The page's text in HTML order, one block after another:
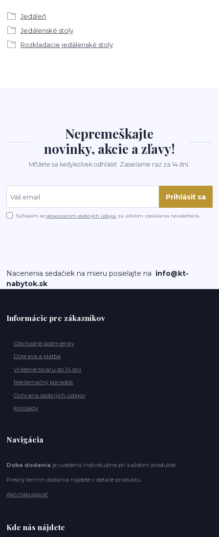
Jedáleň
Jedálenské stoly
Rozkladacie jedálenské stoly
Nepremeškajte
novinky, akcie a zľavy!
Môžete sa kedykoľvek odhlásiť. Zasielame raz za 14 dní.
Prihlásiť sa
Súhlasím sospracovaním osobných údajov za účelom zasielania newslettera.
Nacenenia sedačiek na mieru posielajte na info@kt-
nabytok.sk
Informácie pre zákazníkov
Obchodné podmienky
Doprava a platba
Vrátenie tovaru do 14 dní
Reklamačný poriadok
Ochrana osobných údajov
Kontakty
Navigácia
Doba dodania je uvedená individuálne pri každom produkte.
Presný termín dodania nájdete v detaile produktu.
Ako nakupovať
Kde nás nájdete